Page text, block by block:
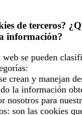
de terceros?
información?
web se pueden
crean y manejan
la información
nosotros para
son las cookies